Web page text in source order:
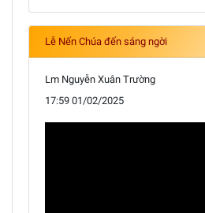
Lễ Nến Chúa đến sáng ngời
Lm Nguyễn Xuân Trường
17:59 01/02/2025